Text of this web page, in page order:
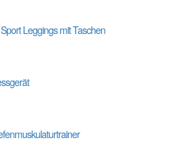
Leggings mit Taschen